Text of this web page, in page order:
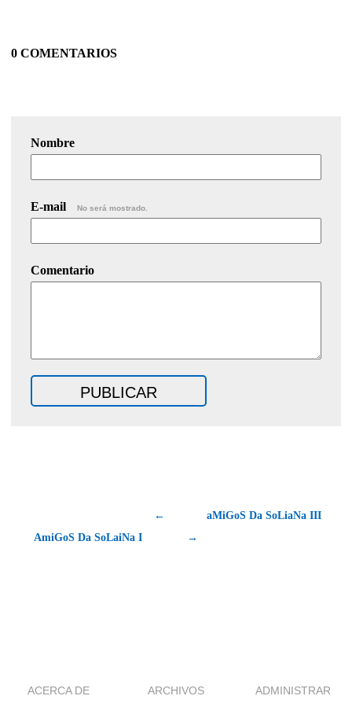
0 COMENTARIOS
Nombre
E-mail No será mostrado.
Comentario
←
AmiGoS Da SoLaiNa I
aMiGoS Da SoLiaNa III
→
ACERCA DE ARCHIVOS ADMINISTRAR